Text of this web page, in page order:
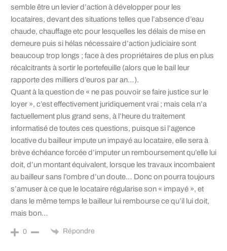
semble être un levier d’action à développer pour les
locataires, devant des situations telles que l’absence d’eau
chaude, chauffage etc pour lesquelles les délais de mise en
demeure puis si hélas nécessaire d’action judiciaire sont
beaucoup trop longs ; face à des propriétaires de plus en plus
récalcitrants à sortir le portefeuille (alors que le bail leur
rapporte des milliers d’euros par an…).
Quant à la question de « ne pas pouvoir se faire justice sur le
loyer », c’est effectivement juridiquement vrai ; mais cela n’a
factuellement plus grand sens, à l’heure du traitement
informatisé de toutes ces questions, puisque si l’agence
locative du bailleur impute un impayé au locataire, elle sera à
brève échéance forcée d’imputer un remboursement qu’elle lui
doit, d’un montant équivalent, lorsque les travaux incombaient
au bailleur sans l’ombre d’un doute… Donc on pourra toujours
s’amuser à ce que le locataire régularise son « impayé », et
dans le même temps le bailleur lui rembourse ce qu’il lui doit,
mais bon…
0 Répondre